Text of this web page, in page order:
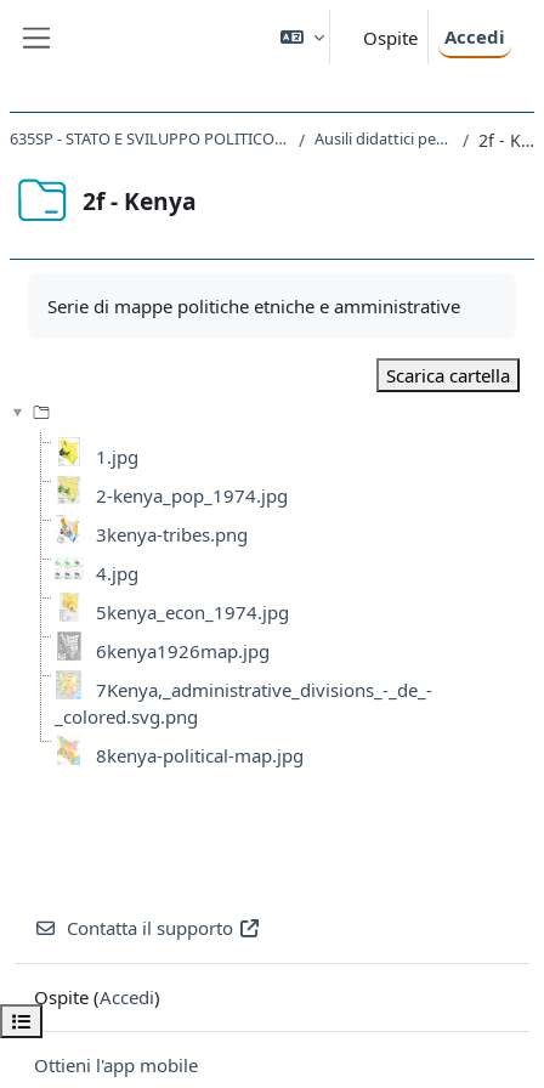
Ospite Accedi
Apri indice del corso
635SP - STATO E SVILUPPO POLITICO IN AFRICA 2023 Ausili didattici per le lezioni 2f - Kenya
2f - Kenya
Serie di mappe politiche etniche e amministrative
Scarica cartella
1.jpg
2-kenya_pop_1974.jpg
3kenya-tribes.png
4.jpg
5kenya_econ_1974.jpg
6kenya1926map.jpg
7Kenya,_administrative_divisions_-_de_-
_colored.svg.png
8kenya-political-map.jpg
Contatta il supporto
Ospite (Accedi)
Ottieni l'app mobile